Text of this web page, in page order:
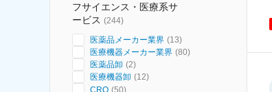
フサイエンス・医療系サ
ービス (244)
医薬品メーカー業界 (13)
医療機器メーカー業界 (80)
医薬品卸 (2)
医療機器卸 (12)
CRO (50)